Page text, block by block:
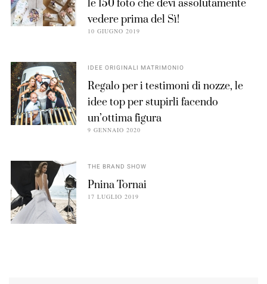
le 150 foto che devi assolutamente
vedere prima del Sì!
10 GIUGNO 2019
IDEE ORIGINALI MATRIMONIO
Regalo per i testimoni di nozze, le
idee top per stupirli facendo
un’ottima figura
9 GENNAIO 2020
THE BRAND SHOW
Pnina Tornai
17 LUGLIO 2019